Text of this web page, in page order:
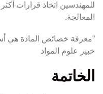
للمهندسين اتخاذ قرارات
المعالجة.
“معرفة خصائص المادة هي
خبير علوم المواد
الخاتمة